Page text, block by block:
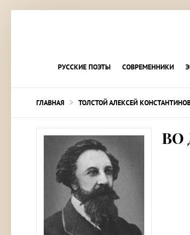
РУССКИЕ ПОЭТЫ СОВРЕМЕННИКИ
ГЛАВНАЯ > ТОЛСТОЙ АЛЕКСЕЙ
ВО